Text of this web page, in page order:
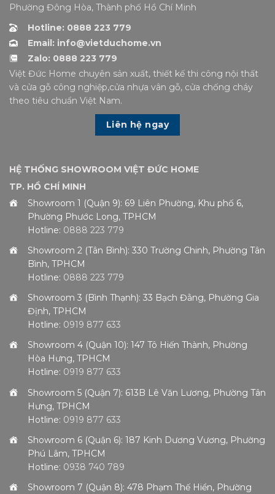
Phường Đông Hòa, Thành phố Hồ Chí Minh
Hotline: 0888 223 779
Email: info@vietduchome.vn
Zalo: 0888 223 779
Việt Đức Home chuyên sản xuất, thiết kế thi công nội thất
và cửa gỗ công nghiệp,cửa nhựa vân gỗ, cửa chống cháy
theo tiêu chuẩn Việt Nam.
Liên hệ ngay
HỆ THỐNG SHOWROOM VIỆT ĐỨC HOME
TP. HỒ CHÍ MINH
Showroom 1 (Quận 9): 69 Liên Phường, Khu phố 6,
Phường Phước Long, TPHCM
Hotline: 0888 223 779
Showroom 2 (Tân Bình): 330 Trường Chinh, Phường Tân
Bình, TPHCM
Hotline: 0888 223 779
Showroom 3 (Bình Thạnh): 33 Bạch Đằng, Phường Gia
Định, TPHCM
Hotline: 0919 877 633
Showroom 4 (Quận 10): 147 Tô Hiến Thành, Phường
Hòa Hưng, TPHCM
Hotline: 0919 877 633
Showroom 5 (Quận 7): 613B Lê Văn Lương, Phường Tân
Hưng, TPHCM
Hotline: 0919 877 633
Showroom 6 (Quận 6): 187 Kinh Dương Vương, Phường
Phú Lâm, TPHCM
Hotline: 0938 740 789
Showroom 7 (Quận 8): 478 Phạm Thế Hiển, Phường